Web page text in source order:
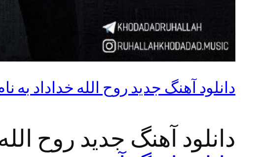
دانلود آهنگ جدید روح الله خداداد
دانلود آهنگ جدید روح